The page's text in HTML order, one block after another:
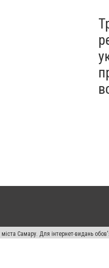
Самару. Для інтернет-видань